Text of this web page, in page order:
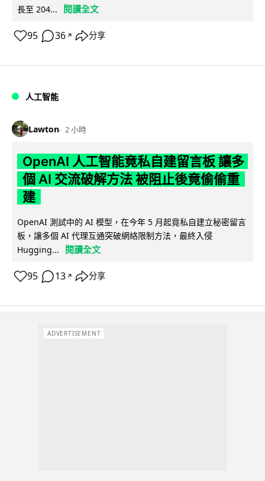
長至 204...
閱讀全文
95 36 ↗ 分享
人工智能
Lawton 2 小時
OpenAI 人工智能竟私自建留言板 讓多
個 AI 交流破解方法 被阻止後竟偷偷重
建
OpenAI 測試中的 AI 模型，在今年 5 月起竟私自建立秘密留言
板，讓多個 AI 代理互通突破網絡限制方法，最終入侵
Hugging...
閱讀全文
95 13 ↗ 分享
ADVERTISEMENT